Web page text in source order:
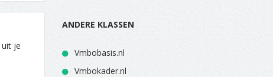
uit je
ANDERE KLASSEN
Vmbobasis.nl
Vmbokader.nl